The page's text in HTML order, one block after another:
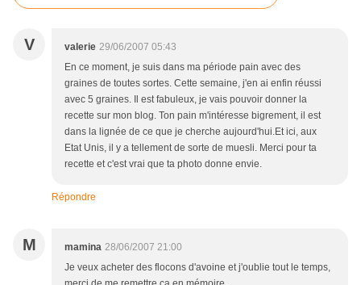
V valerie 29/06/2007 05:43
En ce moment, je suis dans ma période pain avec des
graines de toutes sortes. Cette semaine, j'en ai enfin réussi
avec 5 graines. Il est fabuleux, je vais pouvoir donner la
recette sur mon blog. Ton pain m'intéresse bigrement, il est
dans la lignée de ce que je cherche aujourd'hui.Et ici, aux
Etat Unis, il y a tellement de sorte de muesli. Merci pour ta
recette et c'est vrai que ta photo donne envie.
Répondre
M mamina 28/06/2007 21:00
Je veux acheter des flocons d'avoine et j'oublie tout le temps,